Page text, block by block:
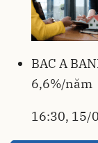
BAC A
6,6%/năm
16:30, 15/